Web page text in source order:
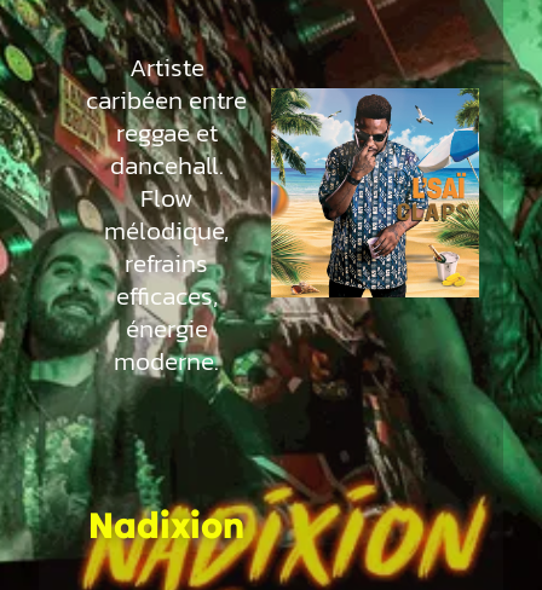
Artiste
caribéen entre
reggae et
dancehall.
Flow
mélodique,
refrains
efficaces,
énergie
moderne.
Nadixion